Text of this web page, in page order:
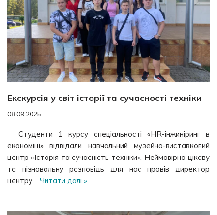
Екскурсія у світ історії та сучасності техніки
08.09.2025
Студенти 1 курсу спеціальності «HR-інжиніринг в
економіці» відвідали навчальний музейно-виставковий
центр «Історія та сучасність техніки». Неймовірно цікаву
та пізнавальну розповідь для нас провів директор
центру… Читати далі »